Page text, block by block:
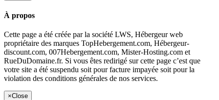
À propos
Cette page a été créée par la société LWS, Hébergeur web
propriétaire des marques TopHebergement.com, Hébergeur-
discount.com, 007Hebergement.com, Mister-Hosting.com et
RueDuDomaine.fr. Si vous êtes redirigé sur cette page c’est que
votre site a été suspendu soit pour facture impayée soit pour la
violation des conditions générales de nos services.
×Close